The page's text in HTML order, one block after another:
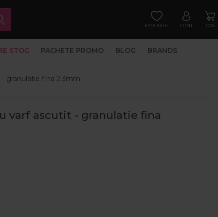
FAVORITE CONT COS
STOC PACHETE PROMO BLOG BRANDS
granulatie fina 2.3mm
varf ascutit - granulatie fina